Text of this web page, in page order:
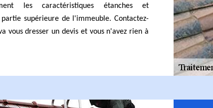
les caractéristiques étanches et
supérieure de l'immeuble. Contactez-
vous dresser un devis et vous n'avez rien à